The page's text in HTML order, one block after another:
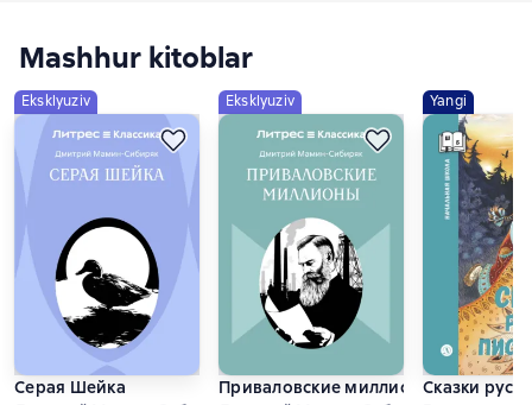
Mashhur kitoblar
Eksklyuziv
Серая Шейка
Eksklyuziv
Приваловские миллионы
Yangi
Сказки